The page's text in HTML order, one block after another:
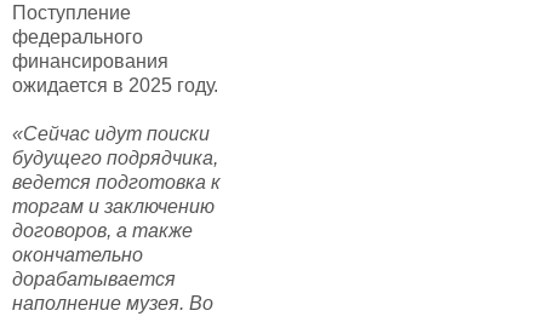
Поступление
федерального
финансирования
ожидается в 2025 году.
«Сейчас идут поиски
будущего подрядчика,
ведется подготовка к
торгам и заключению
договоров, а также
окончательно
дорабатывается
наполнение музея. Во